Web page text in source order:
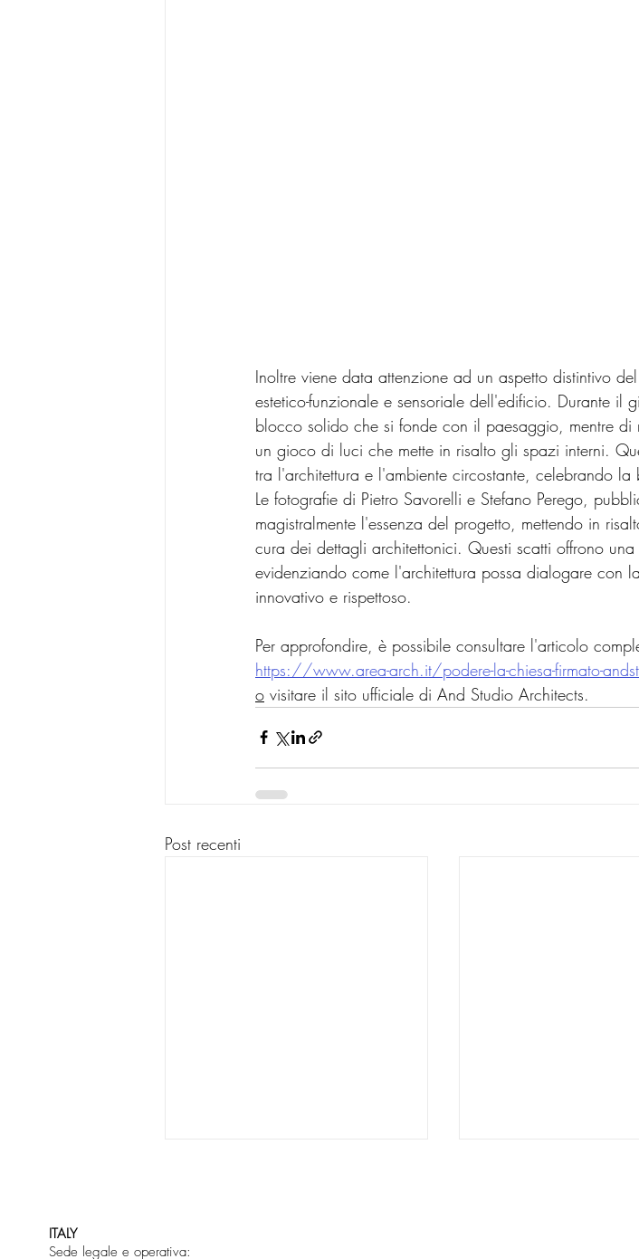
Inoltre viene data attenzione ad un aspetto distintivo
estetico-funzionale e sensoriale dell'edificio. Durante il
blocco solido che si fonde con il paesaggio, mentre
un gioco di luci che mette in risalto gli spazi interni.
tra l'architettura e l'ambiente circostante, celebrando
Le fotografie di Pietro Savorelli e Stefano Perego,
magistralmente l'essenza del progetto, mettendo in
cura dei dettagli architettonici. Questi scatti offrono
evidenziando come l'architettura possa dialogare con
innovativo e rispettoso.
Per approfondire, è possibile consultare l'articolo
https://www.area-arch.it/podere-la-chiesa-firmato-
o visitare il sito ufficiale di And Studio Architects.
Post recenti
ITALY
Sede legale e operativa: